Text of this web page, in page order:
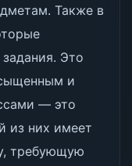
Также в
Это
и
— это
из них имеет
требующую